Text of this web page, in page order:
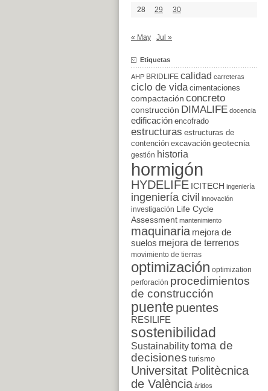
28
29 30
« May Jul »
Etiquetas
AHP BRIDLIFE calidad carreteras
ciclo de vida cimentaciones
compactación concreto
construcción DIMALIFE docencia
edificación encofrado
estructuras estructuras de
contención excavación geotecnia
gestión historia
hormigón
HYDELIFE ICITECH ingeniería
ingeniería civil innovación
investigación
Life Cycle
Assessment mantenimiento
maquinaria mejora de
suelos mejora de terrenos
movimiento de tierras
optimización optimization
perforación procedimientos
de construcción
puente puentes
RESILIFE
sostenibilidad
Sustainabilitytoma de
decisiones turismo
Universitat Politècnica
de València áridos